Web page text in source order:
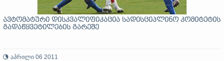
ავტომატური დისკვალიფიკაცია სადისციპლინო კომიტეტის
გადაწყვეტილების გარეშე
აპრილი 06 2011